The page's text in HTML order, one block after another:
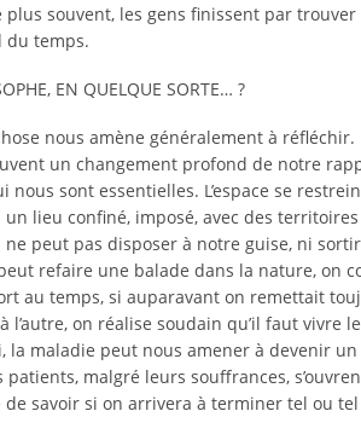
plus souvent, les gens finissent par
du temps.
EN QUELQUE SORTE… ?
nous amène généralement à réfléchir.
un changement profond de notre
nous sont essentielles. L’espace se
lieu confiné, imposé, avec des
peut pas disposer à notre guise, ni
refaire une balade dans la nature, on
au temps, si auparavant on remettait
l’autre, on réalise soudain qu’il faut vivre
la maladie peut nous amener à devenir
malgré leurs souffrances,
savoir si on arrivera à terminer tel ou